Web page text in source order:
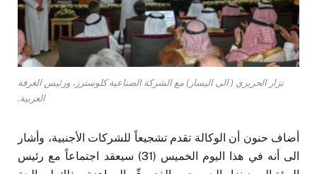
نزار الحريري ( الى اليسار) مع الشركة الصناعية كلوسترز، ورئيس الغرفة
العربية.
أضاف حنون أن الوكالة تقدم تشجيعاً للشركات الأجنبية، وأشار
الى أنه في هذا اليوم الخميس (31) سيعقد اجتماعاً مع رئيس